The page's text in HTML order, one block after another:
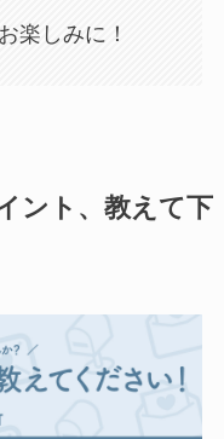
楽しみに！
ント、教えて下